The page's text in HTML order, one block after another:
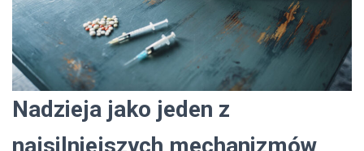
Nadzieja jako jeden z